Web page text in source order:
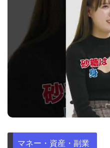
マネー・資産・副業